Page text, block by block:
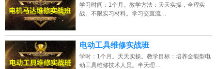
学习时间：1个月。教学方法：天天实操，全程实
战。不限实习材料。学习交直流…
电动工具维修实战班
学时：1个月。天天实操。教学目标：培养全能型电
动工具维修技术人员。半天理…